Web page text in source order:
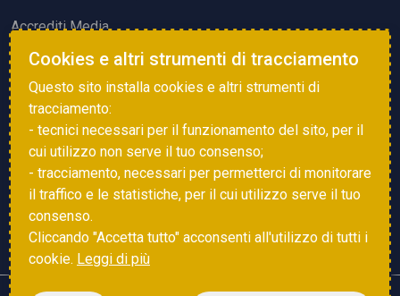
Accrediti Media
ATTIVITÀ ED EVENTI
Squadre di Calcio
Associazione Sammarinese Arbitri
Vota gol e parata
Cookies e altri strumenti di tracciamento
Questo sito installa cookies e altri strumenti di
tracciamento:
- tecnici necessari per il funzionamento del sito, per il
cui utilizzo non serve il tuo consenso;
- tracciamento, necessari per permetterci di monitorare
il traffico e le statistiche, per il cui utilizzo serve il tuo
consenso.
Cliccando "Accetta tutto" acconsenti all'utilizzo di tutti i
cookie. Leggi di più